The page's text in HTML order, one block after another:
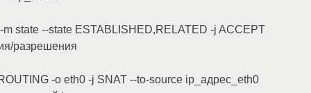
state --state ESTABLISHED,RELATED -j ACCEPT
разрешения
-o eth0 -j SNAT --to-source ip_адрес_eth0